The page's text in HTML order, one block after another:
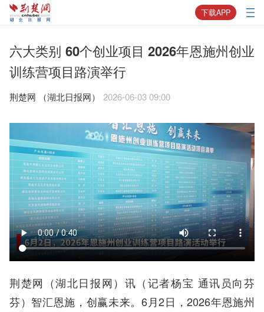
下载APP
六大类别 60个创业项目 2026年恩施州创业
训练营项目路演举行
荆楚网 ​（湖北日报网） 2026-06-03 09:00
荆楚网（湖北日报网）讯（记者杨宝 通讯员向芬
芬）智汇恩施，创赢未来。6月2日，2026年恩施州